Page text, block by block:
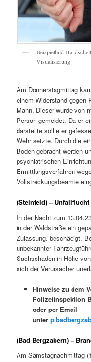
Beispielbild
Visualisierung
Am Donnerstagmittag
einem Widerstand gegen
Mann. Dieser wurde von
Person gemeldet. Da er
darstellte sollte er
Wehr setzte. Durch die
Boden gebracht werden
psychiatrischen
Ermittlungsverfahren
Vollstreckungsbeamte
(Steinfeld) – Unfallflucht
In der Nacht zum
in der Waldstraße ein
Zulassung, beschädigt.
unbekannter
Sachschaden in Höhe
sich der Verursacher
Hinweise zu dem
Polizeiinspektion
oder per Email
unter
(Bad Bergzabern) –
Am Samstagnachmittag